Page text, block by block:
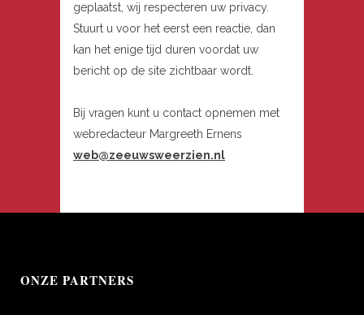
geplaatst, wij respecteren uw privacy.
Stuurt u voor het eerst een reactie, dan
kan het enige tijd duren voordat uw
bericht op de site zichtbaar wordt.
Bij vragen kunt u contact opnemen met
webredacteur Margreeth Ernens
web@zeeuwsweerzien.nl
ONZE PARTNERS